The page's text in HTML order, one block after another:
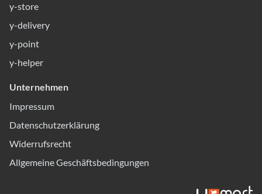
y-store
y-delivery
y-point
y-helper
Unternehmen
Impressum
Datenschutzerklärung
Widerrufsrecht
Allgemeine Geschäftsbedingungen